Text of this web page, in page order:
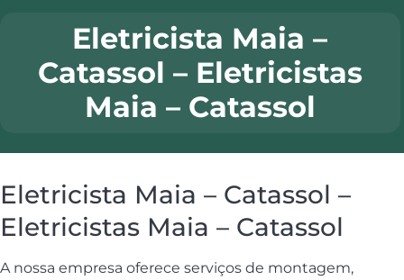
Eletricista Maia –
Catassol – Eletricistas
Maia – Catassol
Eletricista Maia – Catassol –
Eletricistas Maia – Catassol
A nossa empresa oferece serviços de montagem,